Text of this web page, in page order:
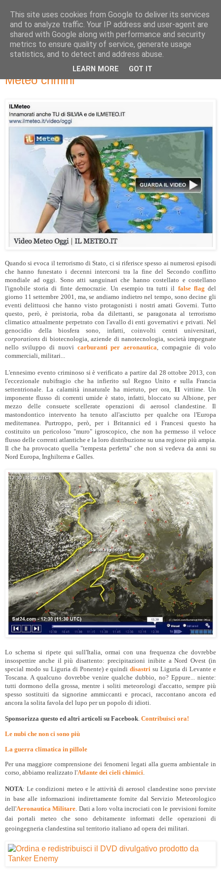
Meteo crimini
Quando si evoca il terrorismo di Stato, ci si riferisce spesso ai numerosi episodi
che hanno funestato i decenni intercorsi tra la fine del Secondo conflitto
mondiale ad oggi. Sono atti sanguinari che hanno costellato e costellano
l'ignobile storia di finte democrazie. Un esempio tra tutti il false flag del
giorno 11 settembre 2001, ma, se andiamo indietro nel tempo, sono decine gli
eventi delittuosi che hanno visto protagonisti i nostri amati Governi. Tutto
questo, però, è preistoria, roba da dilettanti, se paragonata al terrorismo
climatico attualmente perpetrato con l'avallo di enti governativi e privati. Nel
genocidio della biosfera sono, infatti, coinvolti centri universitari,
corporations di biotecnologia, aziende di nanotecnologia, società impegnate
nello sviluppo di nuovi carburanti per aeronautica, compagnie di volo
commerciali, militari...
L'ennesimo evento criminoso si è verificato a partire dal 28 ottobre 2013, con
l'eccezionale nubifragio che ha infierito sul Regno Unito e sulla Francia
settentrionale. La calamità innaturale ha mietuto, per ora, 11 vittime. Un
imponente flusso di correnti umide è stato, infatti, bloccato su Albione, per
mezzo delle consuete scellerate operazioni di aerosol clandestine. Il
mastondontico intervento ha tenuto all'asciutto per qualche ora l'Europa
mediterranea. Purtroppo, però, per i Britannici ed i Francesi questo ha
costituito un pericoloso "muro" igroscopico, che non ha permesso il veloce
flusso delle correnti atlantiche e la loro distribuzione su una regione più ampia.
Il che ha provocato quella "tempesta perfetta" che non si vedeva da anni su
Nord Europa, Inghilterra e Galles.
Lo schema si ripete qui sull'Italia, ormai con una frequenza che dovrebbe
insospettire anche il più disattento: precipitazioni inibite a Nord Ovest (in
special modo su Liguria di Ponente) e quindidisastri su Liguria di Levante e
Toscana. A qualcuno dovrebbe venire qualche dubbio, no? Eppure... niente:
tutti dormono della grossa, mentre i soliti meteorologi d'accatto, sempre più
spesso sostituiti da signorine ammiccanti e procaci, raccontano ancora ed
ancora la solita favola del lupo per un popolo di idioti.
Sponsorizza questo ed altri articoli su Facebook Contribuisci ora!
Le nubi che non ci sono più
La guerra climatica in pillole
Per una maggiore comprensione dei fenomeni legati alla guerra ambientale in
corso, abbiamo realizzato l'Atlante dei cieli chimici.
NOTA: Le condizioni meteo e le attività di aerosol clandestine sono previste
in base alle informazioni indirettamente fornite dal Servizio Meteorologico
dell'Aeronautica Militare . Dati a loro volta incrociati con le previsioni fornite
dai portali meteo che sono debitamente informati delle operazioni di
geoingegneria clandestina sul territorio italiano ad opera dei militari.
This site uses cookies from Google to deliver its services
and to analyze traffic. Your IP address and user-agent are
shared with Google along with performance and security
metrics to ensure quality of service, generate usage
statistics, and to detect and address abuse.
LEARN MORE GOT IT